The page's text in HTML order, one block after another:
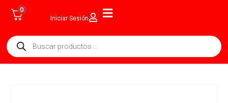
0
Iniciar Sesión